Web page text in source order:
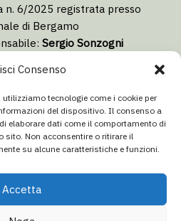
Consenso
tecnologie come i cookie per
del dispositivo. Il consenso a
elaborare dati come il comportamento di
sito. Non acconsentire o ritirare il
su alcune caratteristiche e funzioni.
Accetta
n. 6/2025 registrata presso
di Bergamo
Sergio Sonzogni
0345 41834